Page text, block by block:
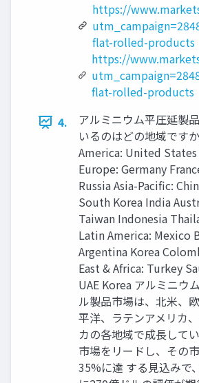
https://
flat-rolled-products
https://
flat-rolled-products
4.
アルミニウム平圧延製
いるのはどの地域です
America: United States
Europe: Germany
Russia Asia-Pacific:
South Korea India
Taiwan Indonesia
Latin America: Mexico
Argentina Korea
East & Africa: Turkey
UAE Korea アルミニウ
ル製品市場は、北米、
平洋、ラテンアメリカ
カの各地域で成長して
市場をリードし、その
35%に達 する見込みで